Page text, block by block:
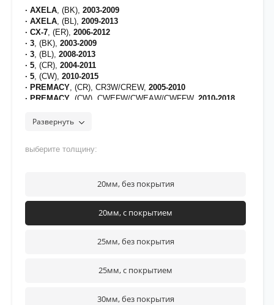
· AXELA , (BK), 2003-2009
· AXELA , (BL), 2009-2013
· CX-7 , (ER), 2006-2012
· 3 , (BK), 2003-2009
· 3 , (BL), 2008-2013
· 5 , (CR), 2004-2011
· 5 , (CW), 2010-2015
· PREMACY , (CR), CR3W/CREW, 2005-2010
· PREMACY , (CW), CWEFW/CWEAW/CWFFW, 2010-2018
защиты от воздействия дорожных реагентов]
Развернуть
выберите толщину:
20мм, без покрытия
20мм, с покрытием
25мм, без покрытия
25мм, с покрытием
30мм, без покрытия